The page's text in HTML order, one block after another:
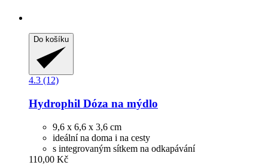
Do košíku
4.3 (12)
Hydrophil Dóza na mýdlo
9,6 x 6,6 x 3,6 cm
ideální na doma i na cesty
s integrovaným sítkem na odkapávání
110,00 Kč